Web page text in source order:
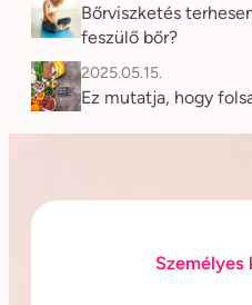
Bőrviszketés
feszülő bőr?
2025.05.15.
Ez mutatja, hogy
Személyes